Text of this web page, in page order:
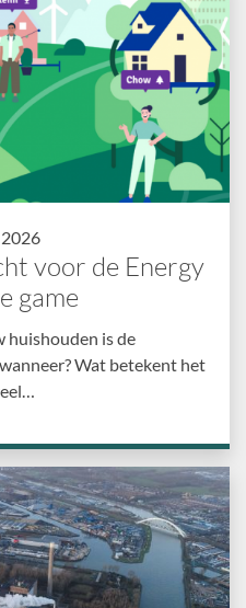
voor de Energy
game
huishouden is de
Wat betekent het